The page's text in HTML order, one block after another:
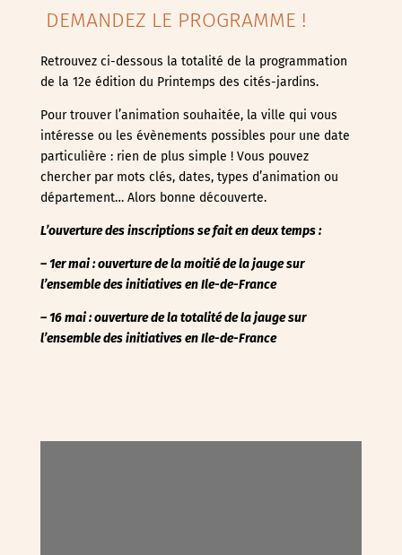
DEMANDEZ LE PROGRAMME !
Retrouvez ci-dessous la totalité de la programmation
de la 12e édition du Printemps des cités-jardins.
Pour trouver l’animation souhaitée, la ville qui vous
intéresse ou les évènements possibles pour une date
particulière : rien de plus simple ! Vous pouvez
chercher par mots clés, dates, types d’animation ou
département… Alors bonne découverte.
L’ouverture des inscriptions se fait en deux temps :
– 1er mai : ouverture de la moitié de la jauge sur
l’ensemble des initiatives en Ile-de-France
– 16 mai : ouverture de la totalité de la jaugesur
l’ensemble des initiatives en Ile-de-France